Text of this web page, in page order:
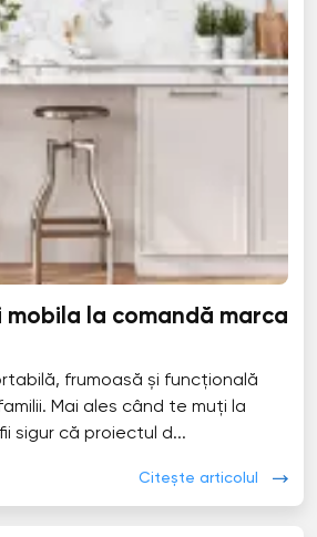
mobila la comandă marca
frumoasă și funcțională
Mai ales când te muți la
sigur că proiectul d...
Citește articolul